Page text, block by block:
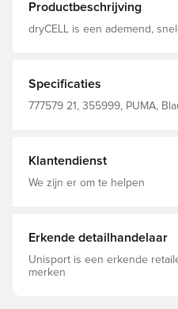
Productbeschrijving
dryCELL is een ademend,
Specificaties
777579 21, 355999, PUMA,
Klantendienst
We zijn er om te helpen
Erkende detailhandelaar
Unisport is een erkende
merken